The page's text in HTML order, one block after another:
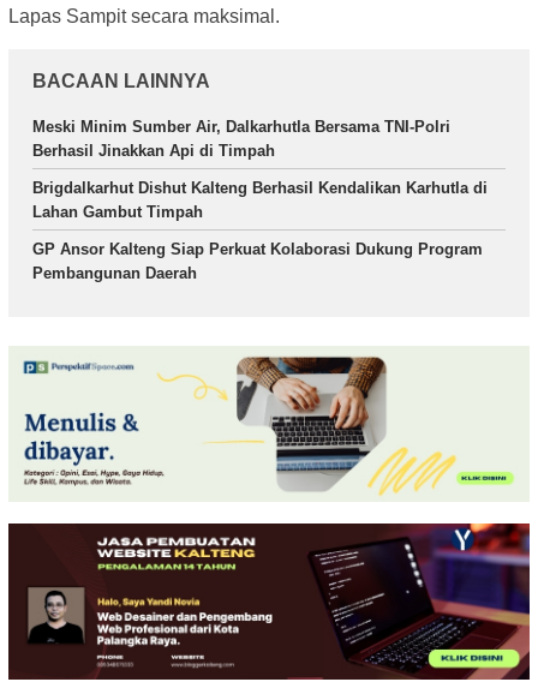
Lapas Sampit secara maksimal.
BACAAN LAINNYA
Meski Minim Sumber Air, Dalkarhutla Bersama TNI-Polri
Berhasil Jinakkan Api di Timpah
Brigdalkarhut Dishut Kalteng Berhasil Kendalikan Karhutla di
Lahan Gambut Timpah
GP Ansor Kalteng Siap Perkuat Kolaborasi Dukung Program
Pembangunan Daerah